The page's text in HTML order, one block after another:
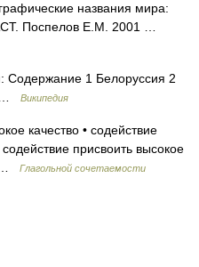
названия мира:
Поспелов Е.М. 2001 …
1 Белоруссия 2
…
Википедия
качество • содействие
присвоить высокое
…
Глагольной сочетаемости